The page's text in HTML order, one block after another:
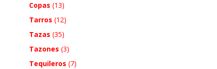
Copas (13)
Tarros (12)
Tazas (35)
Tazones (3)
Tequileros (7)